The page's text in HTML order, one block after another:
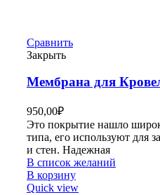
Сравнить
Закрыть
Мембрана для
950,00₽
Это покрытие нашло
типа, его используют для
и стен. Надежная
В список желаний
В корзину
Quick view